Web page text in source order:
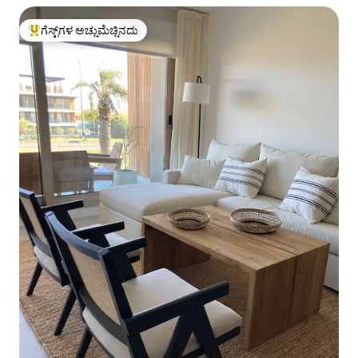
ಗೆಸ್ಟ್‌ಗಳಿಗೆ ಅತಿ ಹೆಚ್ಚು ಅಚ್ಚುಮೆಚ್ಚಿನದು
ಗೆಸ್ಟ್‌ಗಳ ಅಚ್ಚುಮೆಚ್ಚಿನದು